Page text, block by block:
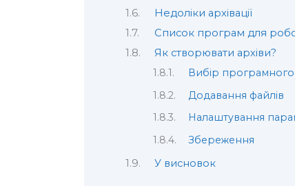
Недоліки архівації
Список програм для
Як створювати архіви?
Вибір
Додавання файлів
Налаштування
Збереження
У висновок